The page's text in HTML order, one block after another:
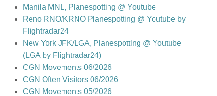
Manila MNL, Planespotting @ Youtube
Reno RNO/KRNO Planespotting @ Youtube by
Flightradar24
New York JFK/LGA, Planespotting @ Youtube
(LGA by Flightradar24)
CGN Movements 06/2026
CGN Often Visitors 06/2026
CGN Movements 05/2026